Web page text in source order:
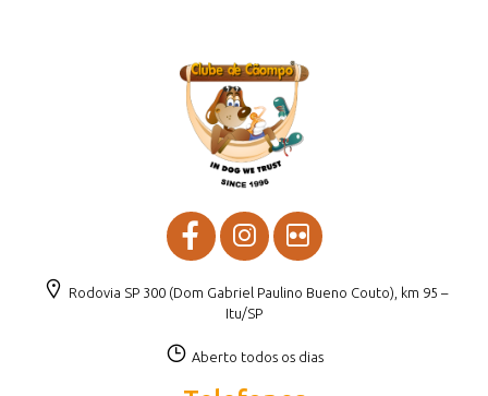
Rodovia SP 300 (Dom Gabriel Paulino Bueno Couto), km 95 –
Itu/SP
Aberto todos os dias